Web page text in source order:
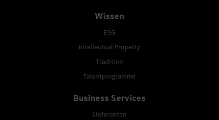
Wissen
ESG
Intellectual Property
Tradition
Talentprogramme
Business Services
Lieferanten